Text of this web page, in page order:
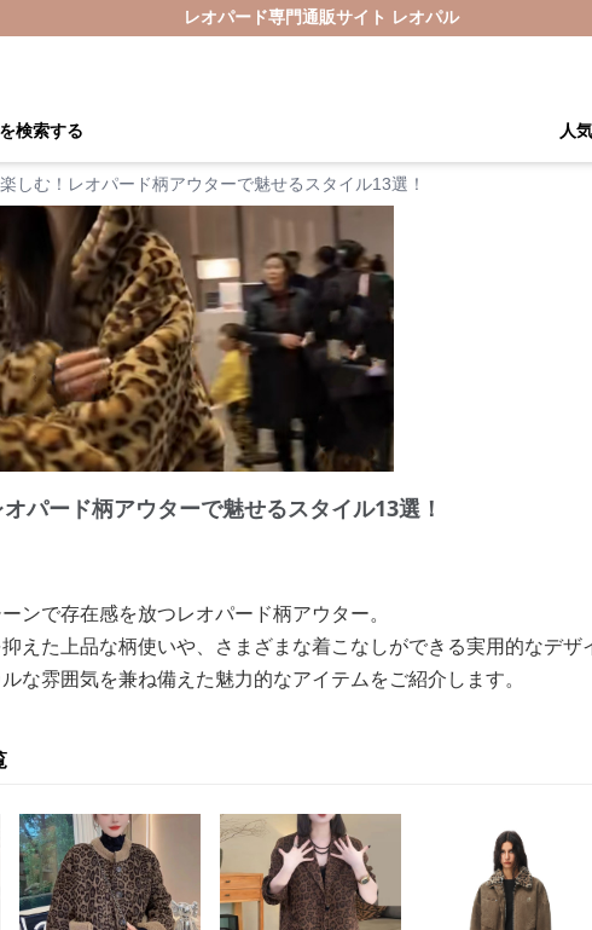
レオパード専門通販サイト レオパル
検索する 人
しむ！レオパード柄アウターで魅せるスタイル13選！
パード柄アウターで魅せるスタイル13選！
ンで存在感を放つレオパード柄アウター。
えた上品な柄使いや、さまざまな着こなしができる実用的なデザ
な雰囲気を兼ね備えた魅力的なアイテムをご紹介します。